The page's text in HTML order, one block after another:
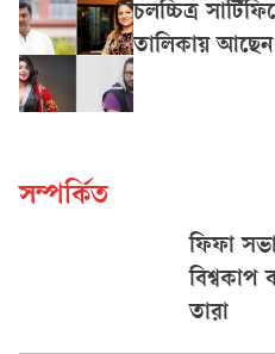
চলচ্চিত্র
তালিকায় আছেন
সম্পর্কিত
ফিফা
বিশ্বকাপ
তারা